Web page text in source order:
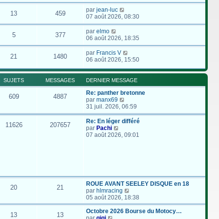
13 459 par jean-luc
07 août 2026, 08:30
5 377 par elmo
06 août 2026, 18:35
21 1480 par Francis V
06 août 2026, 15:50
SUJETS MESSAGES DERNIER MESSAGE
609 4887
Re: panther bretonne
par manx69
o
n
s
l
e
r
n
e
31 juil. 2026, 06:59
11626 207657
Re: En léger différé
par Pachi
o
e
r
l
e
d
e
07 août 2026, 09:01
20 21
ROUE AVANT SEELEY DISQUE en 18
par hlmracing
o
n
s
05 août 2026, 18:38
13 13
Octobre 2026 Bourse du Motocy…